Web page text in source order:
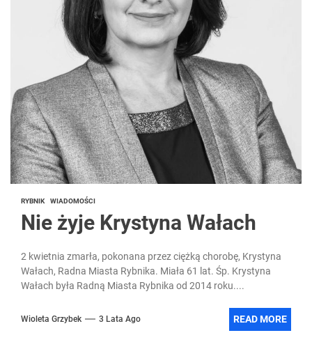
RYBNIK WIADOMOŚCI
Nie żyje Krystyna Wałach
2 kwietnia zmarła, pokonana przez ciężką chorobę, Krystyna
Wałach, Radna Miasta Rybnika. Miała 61 lat. Śp. Krystyna
Wałach była Radną Miasta Rybnika od 2014 roku....
Wioleta Grzybek 3 Lata Ago READ MORE